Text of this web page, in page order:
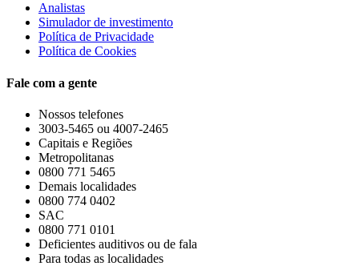
Analistas
Simulador de investimento
Política de Privacidade
Política de Cookies
Fale com a gente
Nossos telefones
3003-5465 ou 4007-2465
Capitais e Regiões
Metropolitanas
0800 771 5465
Demais localidades
0800 774 0402
SAC
0800 771 0101
Deficientes auditivos ou de fala
Para todas as localidades